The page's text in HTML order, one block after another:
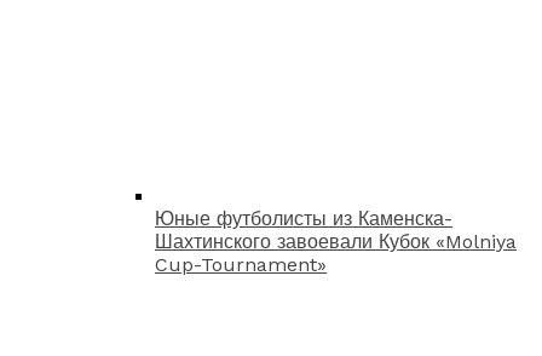
Юные футболисты из Каменска-
Шахтинского завоевали Кубок «Molniya
Cup-Tournament»